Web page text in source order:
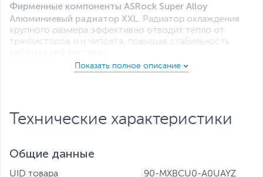
Фирменные компоненты ASRock Super Alloy
Алюминиевый радиатор XXL. Радиатор охлаждения
крупного размера эффективно отводит тепло от
транзисторов и и чипсета, повышая стабильность
Дроссели Premium 60A Power Choke.
материнской платы.
оптимизации синхронной подачи напряжения в любых
Технические характеристики
Общие данные
UID товара 90-MXBCU0-A0UAYZ